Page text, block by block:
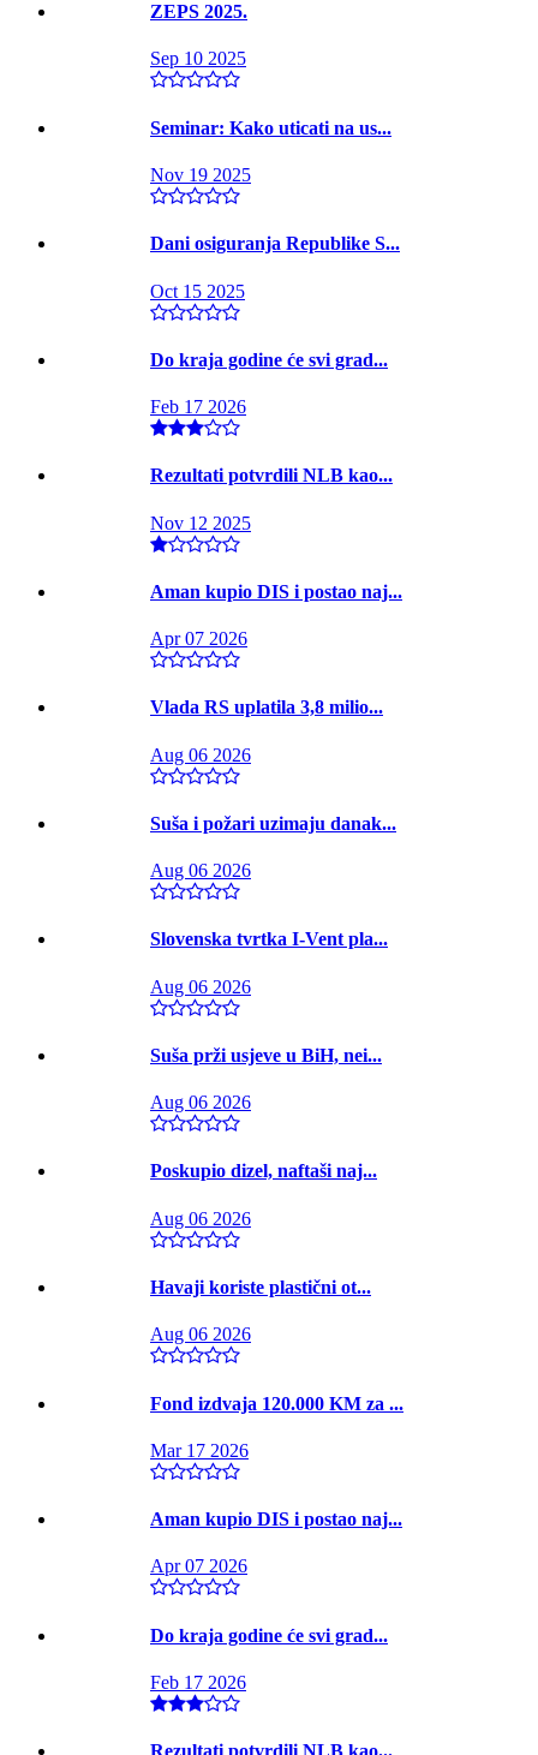
ZEPS 2025.
Sep 10 2025
Seminar: Kako uticati na us...
Nov 19 2025
Dani osiguranja Republike S...
Oct 15 2025
Do kraja godine će svi grad...
Feb 17 2026
Rezultati potvrdili NLB kao...
Nov 12 2025
Aman kupio DIS i postao naj...
Apr 07 2026
Vlada RS uplatila 3,8 milio...
Aug 06 2026
Suša i požari uzimaju danak...
Aug 06 2026
Slovenska tvrtka I-Vent pla...
Aug 06 2026
Suša prži usjeve u BiH, nei...
Aug 06 2026
Poskupio dizel, naftaši naj...
Aug 06 2026
Havaji koriste plastični ot...
Aug 06 2026
Fond izdvaja 120.000 KM za ...
Mar 17 2026
Aman kupio DIS i postao naj...
Apr 07 2026
Do kraja godine će svi grad...
Feb 17 2026